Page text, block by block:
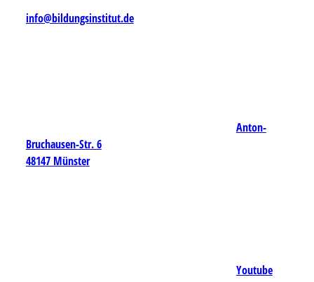
info@bildungsinstitut.de
Anton-
Bruchausen-Str. 6
48147 Münster
Youtube